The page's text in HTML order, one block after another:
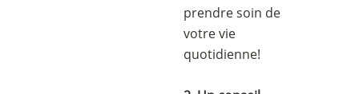
prendre soin de
votre vie
quotidienne!